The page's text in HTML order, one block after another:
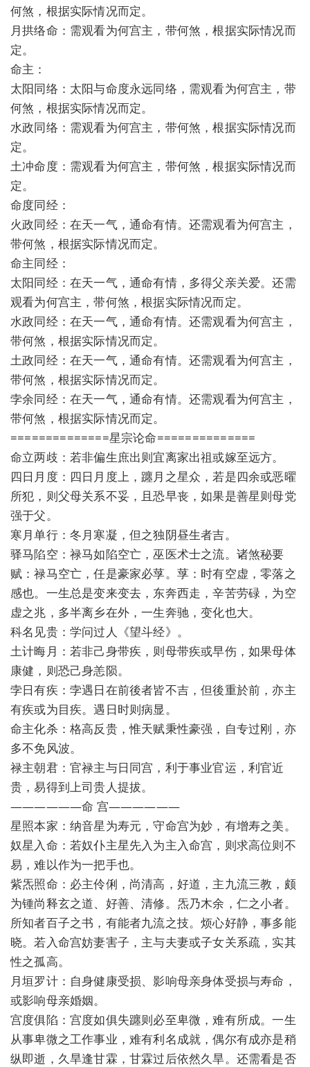
何煞，根据实际情况而定。
月拱络命：需观看为何宫主，带何煞，根据实际情况而
定。
命主：
太阳同络：太阳与命度永远同络，需观看为何宫主，带
何煞，根据实际情况而定。
水政同络：需观看为何宫主，带何煞，根据实际情况而
定。
土冲命度：需观看为何宫主，带何煞，根据实际情况而
定。
命度同经：
火政同经：在天一气，通命有情。还需观看为何宫主，
带何煞，根据实际情况而定。
命主同经：
太阳同经：在天一气，通命有情，多得父亲关爱。还需
观看为何宫主，带何煞，根据实际情况而定。
水政同经：在天一气，通命有情。还需观看为何宫主，
带何煞，根据实际情况而定。
土政同经：在天一气，通命有情。还需观看为何宫主，
带何煞，根据实际情况而定。
孛余同经：在天一气，通命有情。还需观看为何宫主，
带何煞，根据实际情况而定。
==============星宗论命==============
命立两歧：若非偏生庶出则宜离家出祖或嫁至远方。
四日月度：四日月度上，躔月之星众，若是四余或恶曜
所犯，则父母关系不妥，且恐早丧，如果是善星则母党
强于父。
寒月单行：冬月寒凝，但之独阴昼生者吉。
驿马陷空：禄马如陷空亡，巫医术士之流。诸煞秘要
赋：禄马空亡，任是豪家必莩。莩：时有空虚，零落之
感也。一生总是变来变去，东奔西走，辛苦劳碌，为空
虚之兆，多半离乡在外，一生奔驰，变化也大。
科名见贵：学问过人《望斗经》。
土计晦月：若非己身带疾，则母带疾或早伤，如果母体
康健，则恐己身恙陨。
孛日有疾：孛遇日在前後者皆不吉，但後重於前，亦主
有疾或为目疾。遇日时则病显。
命主化杀：格高反贵，惟天赋秉性豪强，自专过刚，亦
多不免风波。
禄主朝君：官禄主与日同宫，利于事业官运，利官近
贵，易得到上司贵人提拔。
——————命 宫——————
星照本家：纳音星为寿元，守命宫为妙，有增寿之美。
奴星入命：若奴仆主星先入为主入命宫，则求高位则不
易，难以作为一把手也。
紫炁照命：必主伶俐，尚清高，好道，主九流三教，颇
为锺尚释玄之道、好善、清修。炁乃木余，仁之小者。
所知者百子之书，有能者九流之技。烦心好静，事多能
晓。若入命宫妨妻害子，主与夫妻或子女关系疏，实其
性之孤高。
月垣罗计：自身健康受损、影响母亲身体受损与寿命，
或影响母亲婚姻。
宫度俱陷：宫度如俱失躔则必至卑微，难有所成。一生
从事卑微之工作事业，难有利名成就，偶尔有成亦是稍
纵即逝，久旱逢甘霖，甘霖过后依然久旱。还需看是否